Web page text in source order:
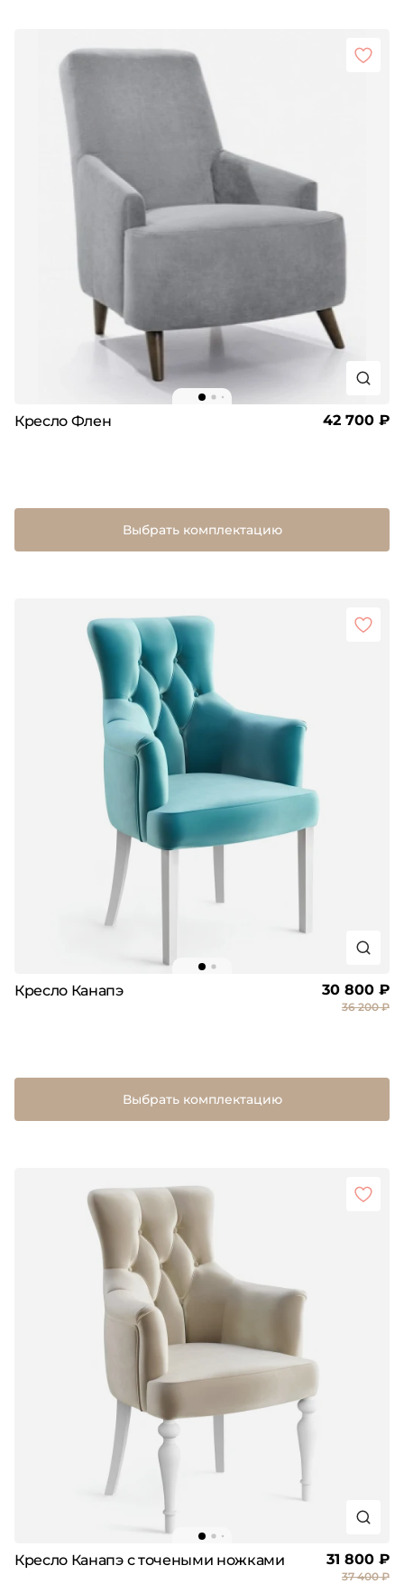
Кресло Флен 42 700 ₽
Выбрать комплектацию
Кресло Канапэ 30 800 ₽
36 200 ₽
Выбрать комплектацию
Кресло Канапэ с точеными ножками 31 800 ₽
37 400 ₽